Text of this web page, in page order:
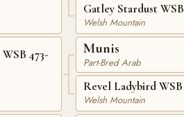
473-
Gatley Stardust
Welsh Mountain
Munis
Part-Bred Arab
Revel Ladybird WSB
Welsh Mountain